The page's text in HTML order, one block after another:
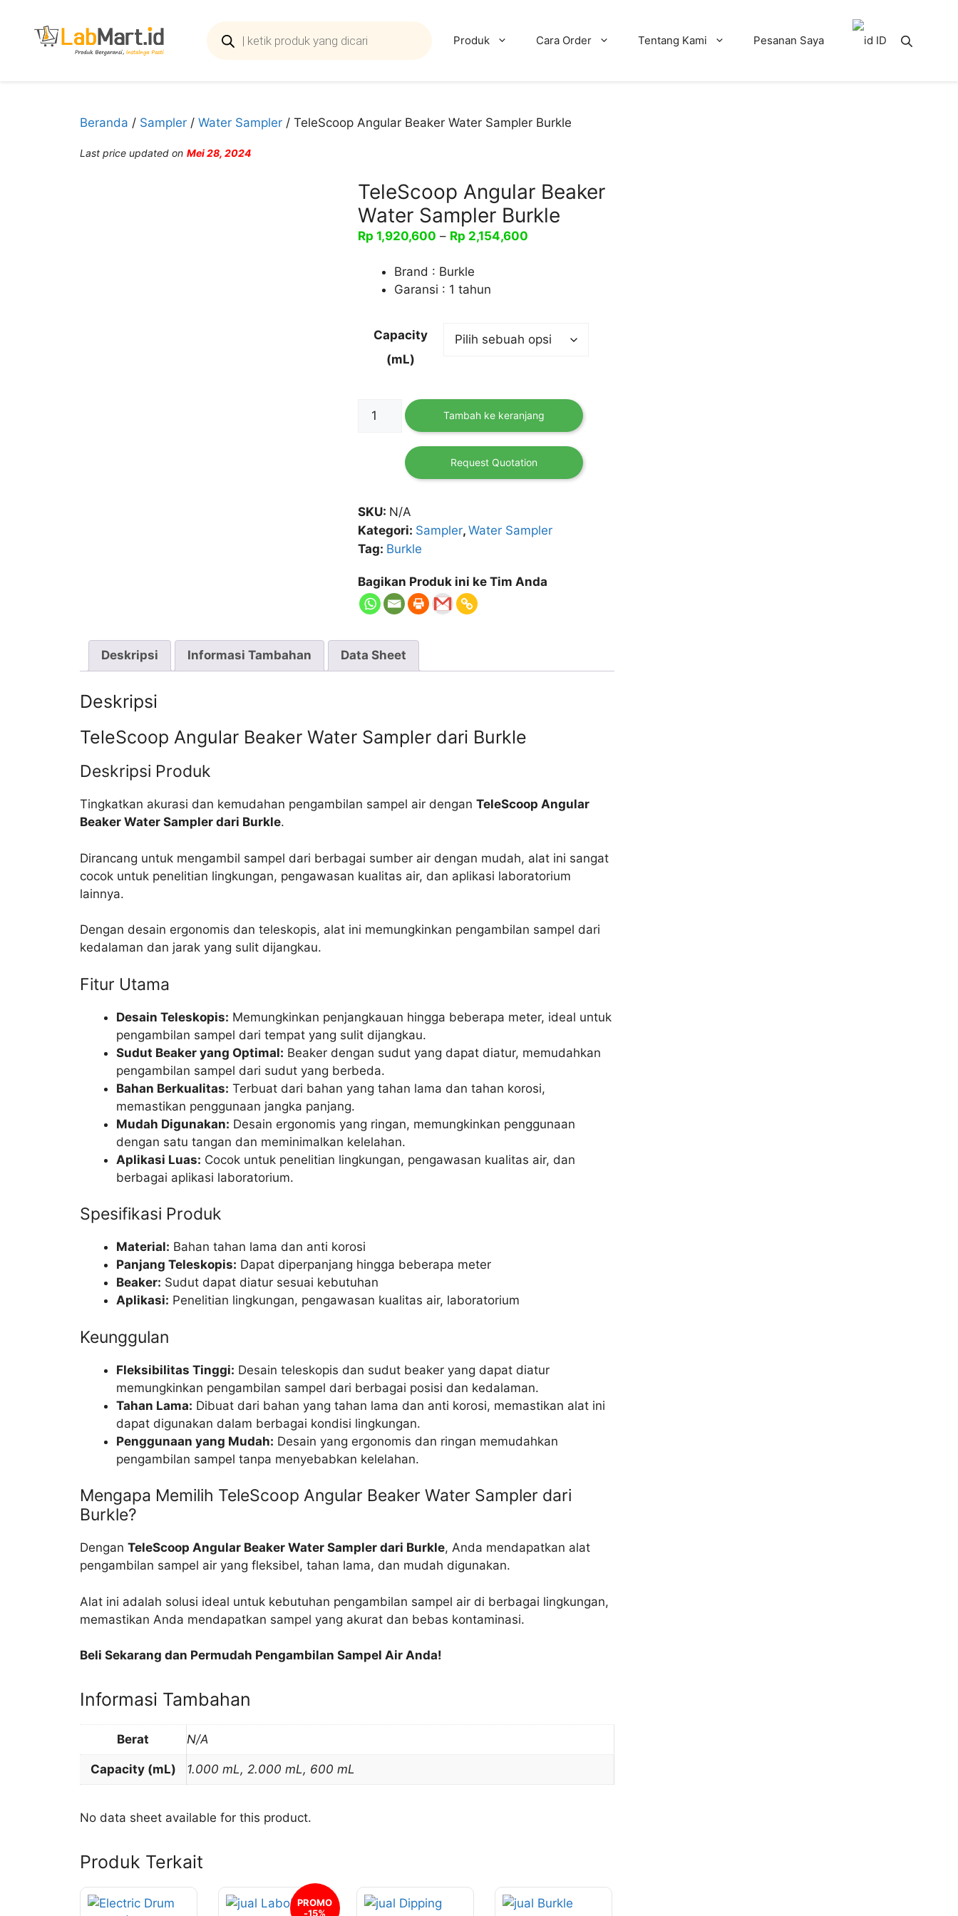
search
Produk Cara Order Tentang Kami Pesanan Saya ID
Beranda / Sampler / Water Sampler / TeleScoop Angular Beaker Water Sampler Burkle
Last price updated on Mei 28, 2024
TeleScoop Angular Beaker
Water Sampler Burkle
Rp 1,920,600 – Rp 2,154,600
Brand : Burkle
Garansi : 1 tahun
Capacity
(mL)
Kuantitas
TeleScoop
Burkle
Tambah ke keranjang
Request Quotation
SKU: N/A
Kategori: Sampler, Water Sampler
Tag: Burkle
Bagikan Produk ini ke Tim Anda
Deskripsi Informasi Tambahan Data Sheet
Deskripsi
TeleScoop Angular Beaker Water Sampler dari Burkle
Deskripsi Produk
Tingkatkan akurasi dan kemudahan pengambilan sampel air dengan TeleScoop Angular
Beaker Water Sampler dari Burkle.
Dirancang untuk mengambil sampel dari berbagai sumber air dengan mudah, alat ini sangat
cocok untuk penelitian lingkungan, pengawasan kualitas air, dan aplikasi laboratorium
lainnya.
Dengan desain ergonomis dan teleskopis, alat ini memungkinkan pengambilan sampel dari
kedalaman dan jarak yang sulit dijangkau.
Fitur Utama
Desain Teleskopis: Memungkinkan penjangkauan hingga beberapa meter, ideal untuk
pengambilan sampel dari tempat yang sulit dijangkau.
Sudut Beaker yang Optimal: Beaker dengan sudut yang dapat diatur, memudahkan
pengambilan sampel dari sudut yang berbeda.
Bahan Berkualitas: Terbuat dari bahan yang tahan lama dan tahan korosi,
memastikan penggunaan jangka panjang.
Mudah Digunakan: Desain ergonomis yang ringan, memungkinkan penggunaan
dengan satu tangan dan meminimalkan kelelahan.
Aplikasi Luas: Cocok untuk penelitian lingkungan, pengawasan kualitas air, dan
berbagai aplikasi laboratorium.
Spesifikasi Produk
Material: Bahan tahan lama dan anti korosi
Panjang Teleskopis: Dapat diperpanjang hingga beberapa meter
Beaker: Sudut dapat diatur sesuai kebutuhan
Aplikasi: Penelitian lingkungan, pengawasan kualitas air, laboratorium
Keunggulan
Fleksibilitas Tinggi: Desain teleskopis dan sudut beaker yang dapat diatur
memungkinkan pengambilan sampel dari berbagai posisi dan kedalaman.
Tahan Lama: Dibuat dari bahan yang tahan lama dan anti korosi, memastikan alat ini
dapat digunakan dalam berbagai kondisi lingkungan.
Penggunaan yang Mudah: Desain yang ergonomis dan ringan memudahkan
pengambilan sampel tanpa menyebabkan kelelahan.
Mengapa Memilih TeleScoop Angular Beaker Water Sampler dari
Burkle?
Dengan TeleScoop Angular Beaker Water Sampler dari Burkle, Anda mendapatkan alat
pengambilan sampel air yang fleksibel, tahan lama, dan mudah digunakan.
Alat ini adalah solusi ideal untuk kebutuhan pengambilan sampel air di berbagai lingkungan,
memastikan Anda mendapatkan sampel yang akurat dan bebas kontaminasi.
Beli Sekarang dan Permudah Pengambilan Sampel Air Anda!
Informasi Tambahan
Berat N/A
Capacity (mL) 1.000 mL, 2.000 mL, 600 mL
No data sheet available for this product.
Produk Terkait
Produk
PROMO
-15%
Produk
Produk
Produk